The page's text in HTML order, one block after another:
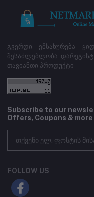
გვერდი ემსახურება
შესაძლებლობა
თავიანთი პროდუქტი
Subscribe to our
Offers, Coupons & more
FOLLOW US